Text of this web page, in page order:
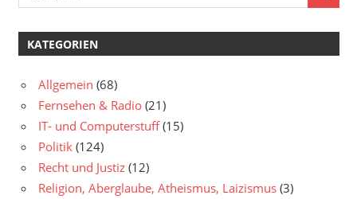
KATEGORIEN
Allgemein (68)
Fernsehen & Radio (21)
IT- und Computerstuff(15)
Politik (124)
Recht und Justiz (12)
Religion, Aberglaube, Atheismus, Laizismus (3)